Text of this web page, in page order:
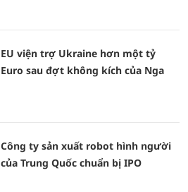
EU viện trợ Ukraine hơn một tỷ
Euro sau đợt không kích của Nga
Công ty sản xuất robot hình người
của Trung Quốc chuẩn bị IPO